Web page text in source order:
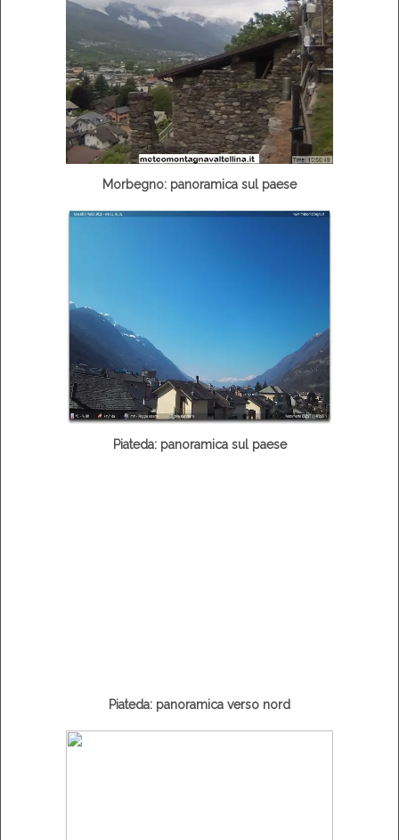
Morbegno: panoramica sul paese
Piateda: panoramica sul paese
Piateda: panoramica verso nord